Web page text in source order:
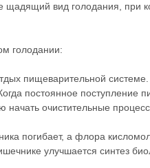
щадящий вид голодания, при
голодании:
пищеварительной
постоянное поступление
начать очистительные
погибает, а флора
улучшается синтез